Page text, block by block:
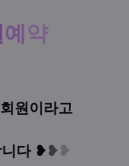
예 약
회원이라고
다 ❥❥ ❥